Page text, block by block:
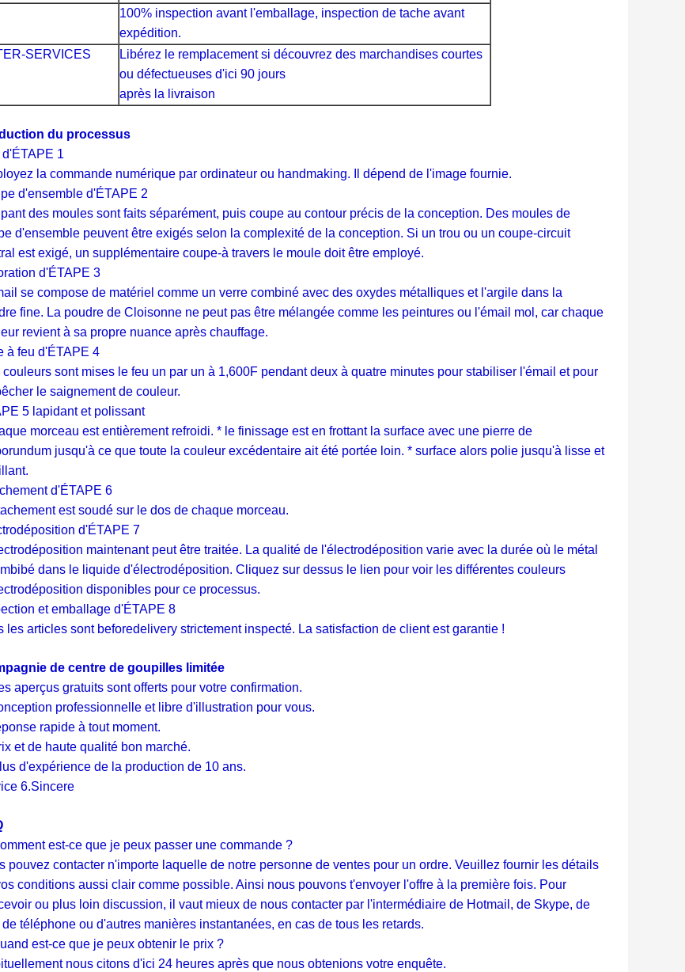
100% inspection avant l'emballage, inspection de tache avant
expédition.
SERVICES
Libérez le remplacement si découvrez des marchandises courtes
ou défectueuses d'ici 90 jours
après la livraison
du processus
d'ÉTAPE 1
la commande numérique par ordinateur ou handmaking. Il dépend de l'image fournie.
d'ensemble d'ÉTAPE 2
des moules sont faits séparément, puis coupe au contour précis de la conception. Des moules de
d'ensemble peuvent être exigés selon la complexité de la conception. Si un trou ou un coupe-circuit
est exigé, un supplémentaire coupe-à travers le moule doit être employé.
d'ÉTAPE 3
se compose de matériel comme un verre combiné avec des oxydes métalliques et l'argile dans la
fine. La poudre de Cloisonne ne peut pas être mélangée comme les peintures ou l'émail mol, car chaque
revient à sa propre nuance après chauffage.
à feu d'ÉTAPE 4
couleurs sont mises le feu un par un à 1,600F pendant deux à quatre minutes pour stabiliser l'émail et pour
le saignement de couleur.
5 lapidant et polissant
morceau est entièrement refroidi. * le finissage est en frottant la surface avec une pierre de
jusqu'à ce que toute la couleur excédentaire ait été portée loin. * surface alors polie jusqu'à lisse et
d'ÉTAPE 6
est soudé sur le dos de chaque morceau.
d'ÉTAPE 7
maintenant peut être traitée. La qualité de l'électrodéposition varie avec la durée où le métal
dans le liquide d'électrodéposition. Cliquez sur dessus le lien pour voir les différentes couleurs
disponibles pour ce processus.
et emballage d'ÉTAPE 8
les articles sont beforedelivery strictement inspecté. La satisfaction de client est garantie !
de centre de goupilles limitée
aperçus gratuits sont offerts pour votre confirmation.
professionnelle et libre d'illustration pour vous.
rapide à tout moment.
et de haute qualité bon marché.
d'expérience de la production de 10 ans.
6.Sincere
est-ce que je peux passer une commande ?
pouvez contacter n'importe laquelle de notre personne de ventes pour un ordre. Veuillez fournir les détails
conditions aussi clair comme possible. Ainsi nous pouvons t'envoyer l'offre à la première fois. Pour
ou plus loin discussion, il vaut mieux de nous contacter par l'intermédiaire de Hotmail, de Skype, de
de téléphone ou d'autres manières instantanées, en cas de tous les retards.
est-ce que je peux obtenir le prix ?
nous citons d'ici 24 heures après que nous obtenions votre enquête.